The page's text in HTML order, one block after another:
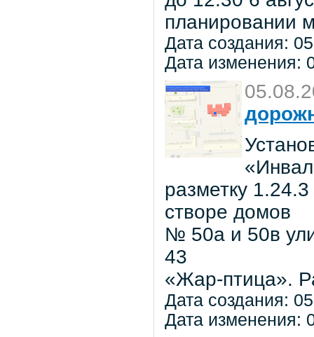
планировании
Дата создания:
Дата изменения:
разметку
створе домов
№ 50а и 50в
43
«Жар-птица».
Дата создания:
Дата изменения: